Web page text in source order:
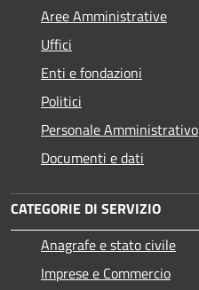
Aree Amministrative
Uffici
Enti e fondazioni
Politici
Personale Amministrativo
Documenti e dati
CATEGORIE DI SERVIZIO
Anagrafe e stato civile
Imprese e Commercio